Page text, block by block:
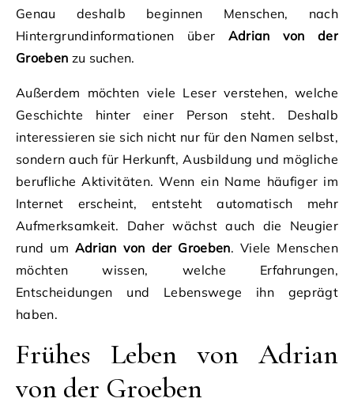
Genau deshalb beginnen Menschen, nach
Hintergrundinformationen über Adrian von der
Groeben zu suchen.
Außerdem möchten viele Leser verstehen, welche
Geschichte hinter einer Person steht. Deshalb
interessieren sie sich nicht nur für den Namen selbst,
sondern auch für Herkunft, Ausbildung und mögliche
berufliche Aktivitäten. Wenn ein Name häufiger im
Internet erscheint, entsteht automatisch mehr
Aufmerksamkeit. Daher wächst auch die Neugier
rund um Adrian von der Groeben. Viele Menschen
möchten wissen, welche Erfahrungen,
Entscheidungen und Lebenswege ihn geprägt
haben.
Frühes Leben von Adrian
von der Groeben